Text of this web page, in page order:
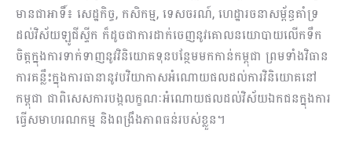
មានជាអាទិ៍៖ សេដ្ឋកិច្ច, កសិកម្ម, ទេសចរណ៍, ហេដ្ឋារចនាសម្ព័ន្ធគាំទ្រ
ដល់វិស័យឡូជីស្ទីក ក៏ដូចជាការដាក់ចេញនូវគោលនយោបាយលើកទឹក
ចិត្តក្នុងការទាក់ទាញនូវវិនិយោគទុនបន្ថែមមកកាន់កម្ពុជា ព្រមទាំងវិធាន
ការគន្លឹះក្នុងការធានានូវបវិយាកាសអំណោយផលដល់ការវិនិយោគនៅ
កម្ពុជា ជាពិសេសការបង្កលក្ខណៈអំណោយផលដល់វិស័យឯកជនក្នុងការ
ធ្វើសមាហរណកម្ម និងពង្រឹងភាពធន់របស់ខ្លួន។